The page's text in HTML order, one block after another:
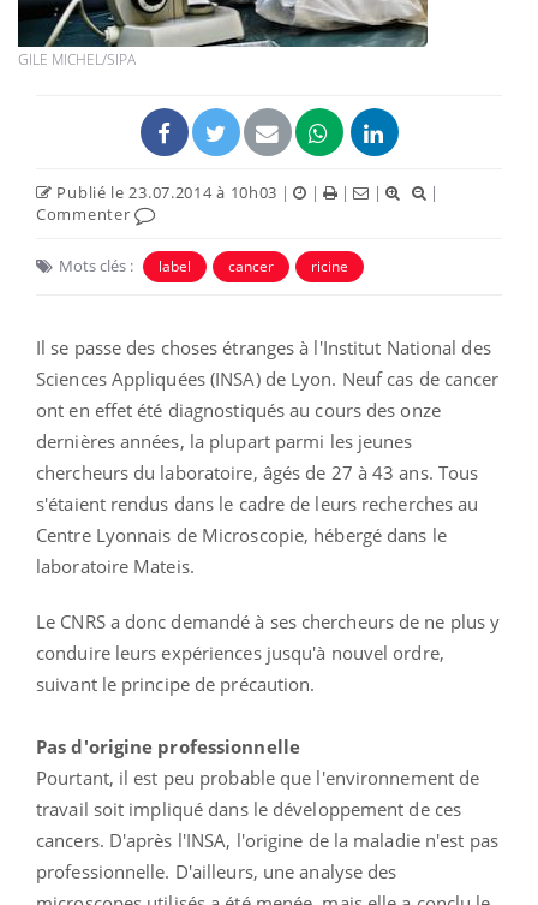
GILE MICHEL/SIPA
Publié le 23.07.2014 à 10h03 | | | |
|
Commenter
Mots clés : label cancer ricine
Il se passe des choses étranges à l'Institut National des
Sciences Appliquées (INSA) de Lyon. Neuf cas de cancer
ont en effet été diagnostiqués au cours des onze
dernières années, la plupart parmi les jeunes
chercheurs du laboratoire, âgés de 27 à 43 ans. Tous
s'étaient rendus dans le cadre de leurs recherches au
Centre Lyonnais de Microscopie, hébergé dans le
laboratoire Mateis.
Le CNRS a donc demandé à ses chercheurs de ne plus y
conduire leurs expériences jusqu'à nouvel ordre,
suivant le principe de précaution.
Pas d'origine professionnelle
Pourtant, il est peu probable que l'environnement de
travail soit impliqué dans le développement de ces
cancers. D'après l'INSA, l'origine de la maladie n'est pas
professionnelle. D'ailleurs, une analyse des